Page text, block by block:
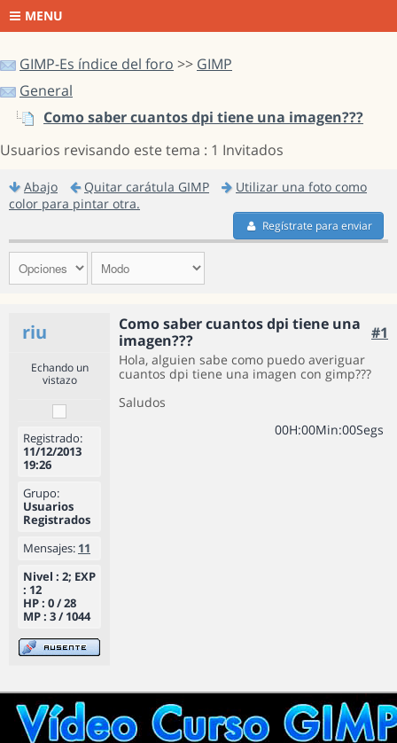
MENU
GIMP-Es índice del foro >> GIMP
General
Como saber cuantos dpi tiene una imagen???
Usuarios revisando este tema : 1 Invitados
Abajo Quitar carátula GIMP
Utilizar una foto como
color para pintar otra.
Regístrate para enviar
riu
Como saber cuantos dpi tiene una
imagen???
#1
Echando un
vistazo
Registrado:
11/12/2013
19:26
Grupo:
Usuarios
Registrados
Mensajes: 11
Nivel : 2; EXP
: 12
HP : 0 / 28
MP : 3 / 1044
Hola, alguien sabe como puedo averiguar
cuantos dpi tiene una imagen con gimp???
Saludos
00H:00Min:00Segs